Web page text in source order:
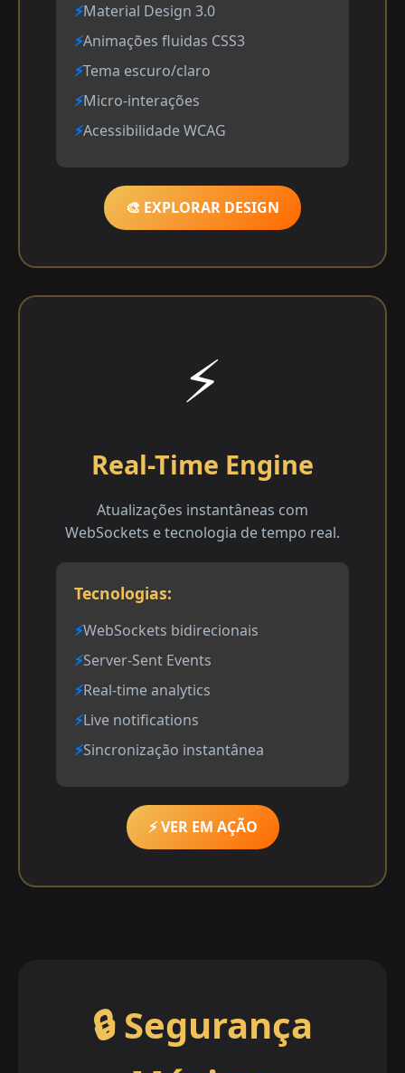
Material Design 3.0
Animações fluidas CSS3
Tema escuro/claro
Micro-interações
Acessibilidade WCAG
🎨 EXPLORAR DESIGN
⚡
Real-Time Engine
Atualizações instantâneas com
WebSockets e tecnologia de tempo real.
Tecnologias:
WebSockets bidirecionais
Server-Sent Events
Real-time analytics
Live notifications
Sincronização instantânea
⚡ VER EM AÇÃO
🔒 Segurança